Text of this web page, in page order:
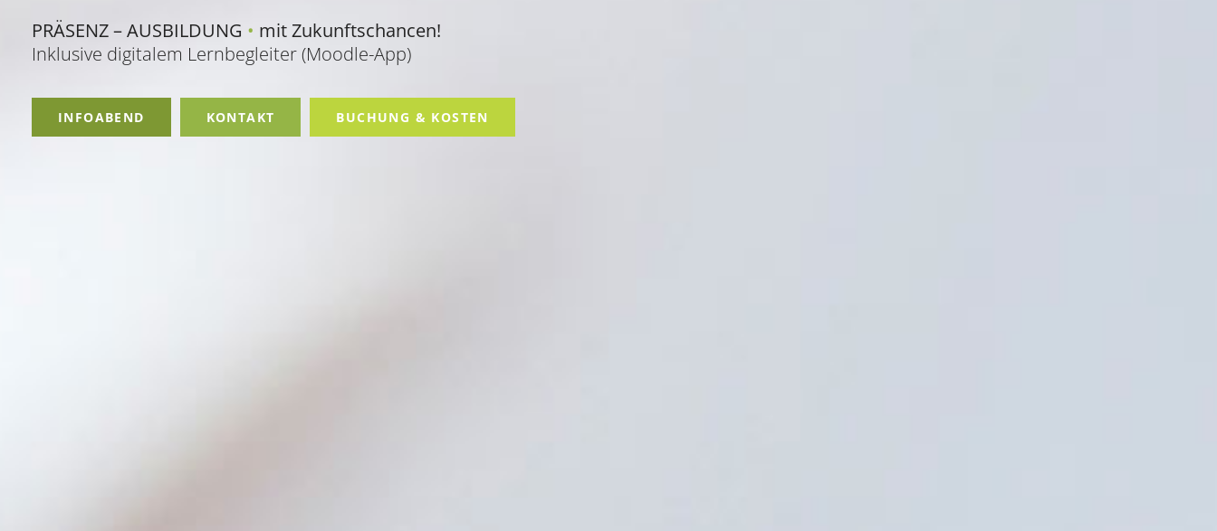
PRÄSENZ – AUSBILDUNG • mit Zukunftschancen!
Inklusive digitalem Lernbegleiter (Moodle-App)
INFOABEND KONTAKT BUCHUNG & KOSTEN